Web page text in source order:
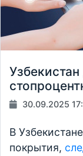
30.09.2025
В
покрытия,